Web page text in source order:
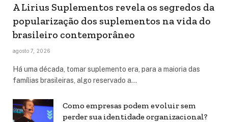
A Lirius Suplementos revela os segredos da
popularização dos suplementos na vida do
brasileiro contemporâneo
agosto 7, 2026
Há uma década, tomar suplemento era, para a maioria das
famílias brasileiras, algo reservado a…
Como empresas podem evoluir sem
perder sua identidade organizacional?